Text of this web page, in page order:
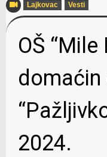
Lajkovac Vesti
OŠ
2024.